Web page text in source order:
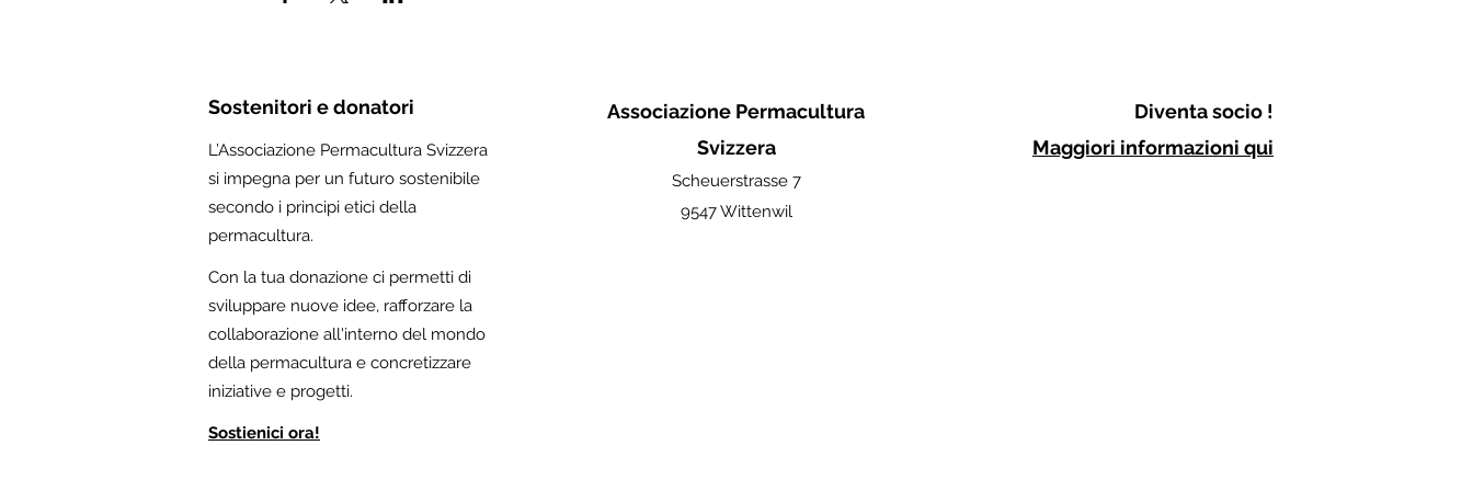
Sostenitori e donatori
L’Associazione Permacultura Svizzera
si impegna per un futuro sostenibile
secondo i principi etici della
permacultura.
Con la tua donazione ci permetti di
sviluppare nuove idee, rafforzare la
collaborazione all'interno del mondo
della permacultura e concretizzare
iniziative e progetti.
Sostienici ora!
Associazione Permacultura
Svizzera
Scheuerstrasse 7
9547 Wittenwil
Diventa socio !
Maggiori informazioni qui